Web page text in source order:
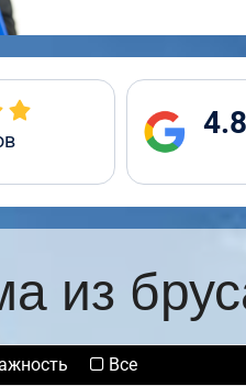
4.8
из
Все